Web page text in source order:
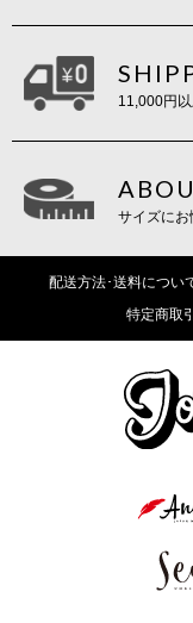
11,000円
サイズにお
配送方法･送料につい
特定商取